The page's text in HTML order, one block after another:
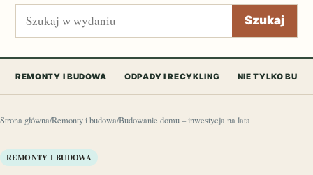
Szukaj Szukaj
REMONTY I BUDOWA ODPADY I RECYKLING NIE TYLKO
Strona główna/Remonty i budowa/Budowanie domu – inwestycja na lata
REMONTY I BUDOWA